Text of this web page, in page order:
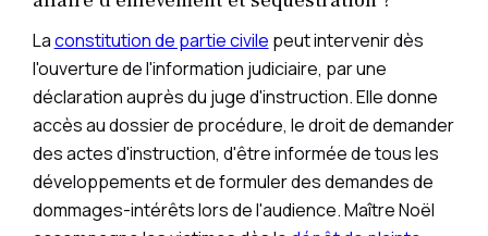
Laconstitution de partie civile peut intervenir dès
l'ouverture de l'information judiciaire, par une
déclaration auprès du juge d'instruction. Elle donne
accès au dossier de procédure, le droit de demander
des actes d'instruction, d'être informée de tous les
développements et de formuler des demandes de
dommages-intérêts lors de l'audience. Maître Noël